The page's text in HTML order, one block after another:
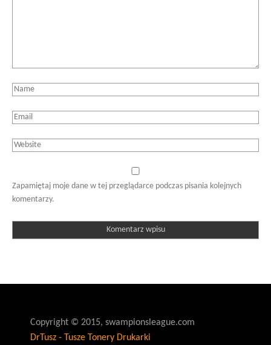
Zapamiętaj moje dane w tej przeglądarce podczas pisania kolejnych
komentarzy.
Copyright © 2015, swampionsleague.com
DrTusz - Tusze Tonery Drukarki